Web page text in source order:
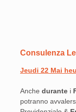
Consulenza
Jeudi 22 Mai
Anche durante i
potranno